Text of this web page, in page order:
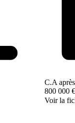
C.A
800 000 €
Voir la